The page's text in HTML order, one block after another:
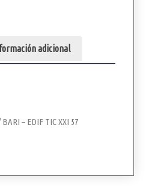
adicional
– EDIF TIC XXI 57